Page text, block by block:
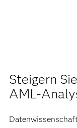
Steigern
AML-